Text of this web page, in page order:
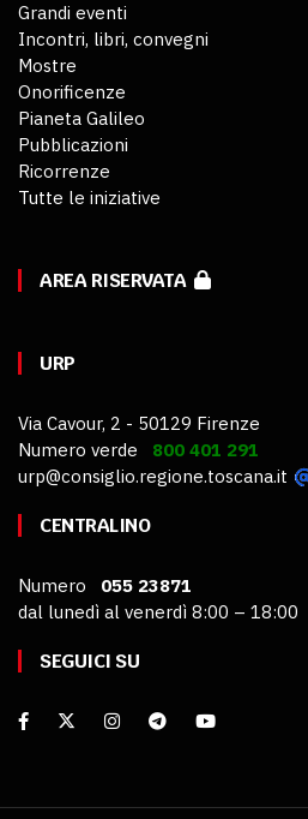
Grandi eventi
Incontri, libri, convegni
Mostre
Onorificenze
Pianeta Galileo
Pubblicazioni
Ricorrenze
Tutte le iniziative
AREA RISERVATA
URP
Via Cavour, 2 - 50129 Firenze
Numero verde 800 401 291
urp@consiglio.regione.toscana.it
CENTRALINO
Numero 055 23871
dal lunedì al venerdì 8:00 – 18:00
SEGUICI SU